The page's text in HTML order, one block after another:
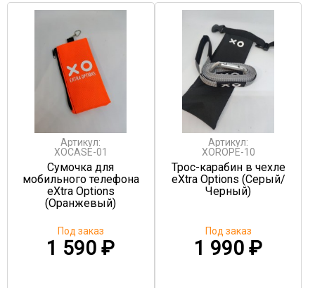
Артикул:
XOCASE-01
Сумочка для
мобильного телефона
eXtra Options
(Оранжевый)
1 590₽
Под заказ
Артикул:
XOROPE-10
Трос-карабин в чехле
eXtra Options (Серый/
Черный)
1 990₽
Под заказ